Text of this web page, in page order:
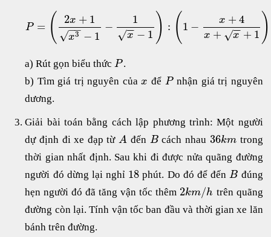
P = ( 2x + 1
x3
−−
√ − 1
−
1
x
−
−
√ − 1 ) : ( 1 − x + 4
x + x
−
−
√ + 1 )
a) Rút gọn biểu thứcP .
b) Tìm giá trị nguyên củax để Pnhận giá trị nguyên
dương.
Giải bài toán bằng cách lập phương trình: Một người
dự định đi xe đạp từA đến Bcách nhau 36kmtrong
thời gian nhất định. Sau khi đi được nửa quãng đường
người đó dừng lại nghỉ 18 phút. Do đó để đếnB đúng
hẹn người đó đã tăng vận tốc thêm 2km/h trên quãng
đường còn lại. Tính vận tốc ban đầu và thời gian xe lăn
bánh trên đường.